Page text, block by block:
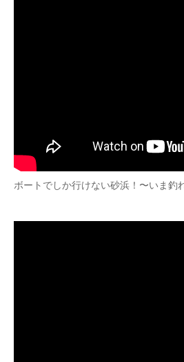
ボートでしか行けない砂浜！〜いま釣